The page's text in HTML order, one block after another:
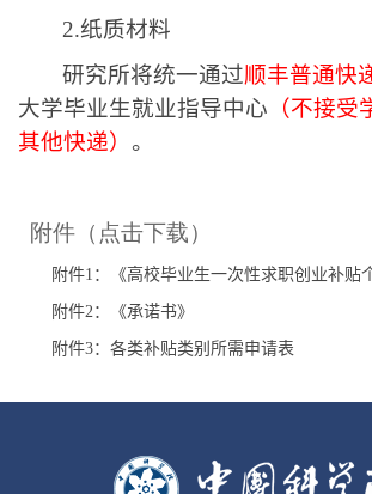
2.纸质材料
研究所将统一通过顺丰普通快
大学毕业生就业指导中心 （不接
其他快递） 。
附件（点击下载）
附件1 ：《高校毕业生一次性求职创业补贴
附件2：《承诺书》
附件3：各类补贴类别所需申请表